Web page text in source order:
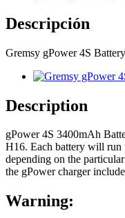
Descripción
Gremsy gPower 4S
Description
gPower 4S 3400mAh
H16. Each battery will
depending on the
the gPower charger
Warning: